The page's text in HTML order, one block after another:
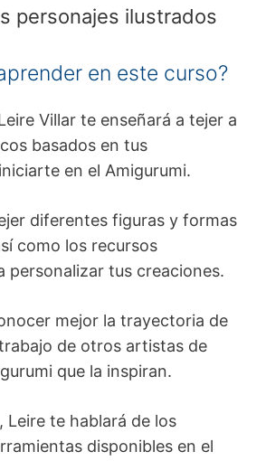
personajes ilustrados
en este curso?
Villar te enseñará a tejer a
basados en tus
en el Amigurumi.
diferentes figuras y formas
como los recursos
personalizar tus creaciones.
mejor la trayectoria de
de otros artistas de
que la inspiran.
Leire te hablará de los
disponibles en el